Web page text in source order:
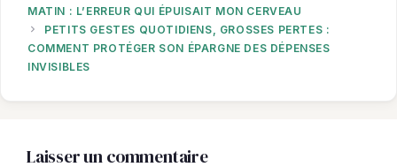
MATIN : L’ERREUR QUI ÉPUISAIT MON CERVEAU
PETITS GESTES QUOTIDIENS, GROSSES PERTES :
COMMENT PROTÉGER SON ÉPARGNE DES DÉPENSES
INVISIBLES
Laisser un commentaire